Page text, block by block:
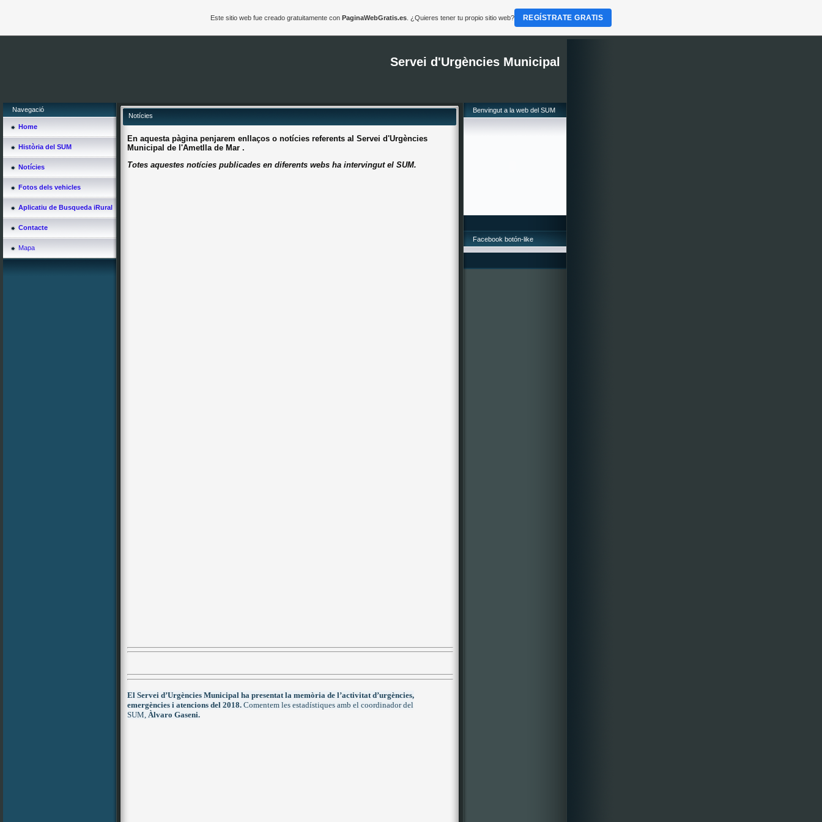
Servei d'Urgències Municipal
Navegació
Home
Història del SUM
Notícies
Fotos dels vehicles
Aplicatiu de Busqueda iRural
Contacte
Mapa
Notícies
En aquesta pàgina penjarem enllaços o notícies referents al Servei d'Urgències
Municipal de l'Ametlla de Mar .
Totes aquestes notícies publicades en diferents webs ha intervingut el SUM.
El Servei d’Urgències Municipal ha presentat la memòria de l’activitat d’urgències,
emergències i atencions del 2018. Comentem les estadístiques amb el coordinador del
SUM, Àlvaro Gaseni.
Benvingut a la web del SUM
Facebook botón-like
Este sitio web fue creado gratuitamente con PaginaWebGratis.es. ¿Quieres tener tu propio sitio web? REGÍSTRATE GRATIS